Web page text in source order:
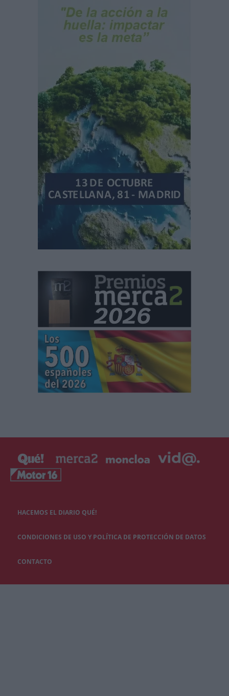
HACEMOS EL DIARIO QUÉ!
CONDICIONES DE USO Y POLÍTICA DE PROTECCIÓN DE DATOS
CONTACTO